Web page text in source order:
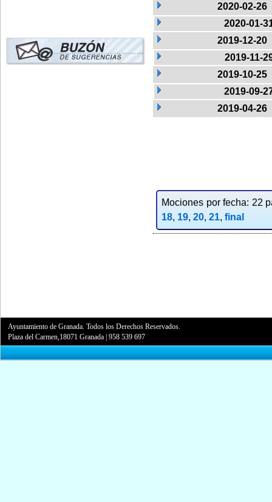
2020-02-26
2020-01-
2019-12-20
2019-11-
2019-10-25
2019-09-
2019-04-26
Mociones por fecha: 22
18, 19, 20, 21, final
Ayuntamiento de Granada. Todos los Derechos Reservados.
Plaza del Carmen,18071 Granada |958 539 697